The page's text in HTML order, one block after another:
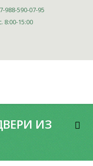
988-590-07-95
8:00-15:00
ИЗ